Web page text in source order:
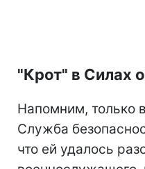
"Крот" в Силах
Напомним, только
Служба
что ей удалось